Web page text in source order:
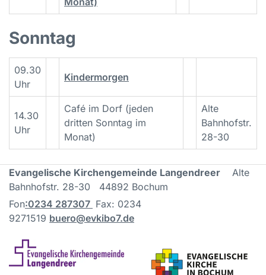
Sonntag
09.30
Uhr
Kindermorgen
14.30
Uhr
Café im Dorf (jeden
dritten Sonntag im
Monat)
Alte
Bahnhofstr.
28-30
Evangelische Kirchengemeinde Langendreer Alte
Bahnhofstr. 28-30 44892 Bochum
Fon:0234 287307 Fax: 0234
9271519 buero@evkibo7.de